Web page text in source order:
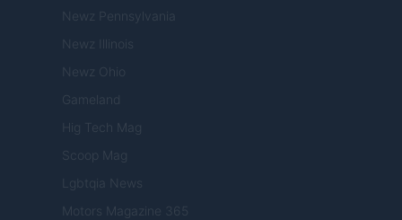
Newz Pennsylvania
Newz Illinois
Newz Ohio
Gameland
Hig Tech Mag
Scoop Mag
Lgbtqia News
Motors Magazine 365